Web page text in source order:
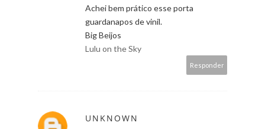
Achei bem prático esse porta
guardanapos de vinil.
Big Beijos
Lulu on the Sky
Responder
UNKNOWN